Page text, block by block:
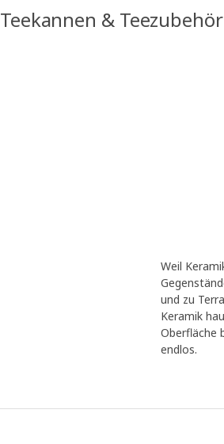
Teekannen & Teezubehör
Weil
und zu
Keramik
Oberfläche
endlos.